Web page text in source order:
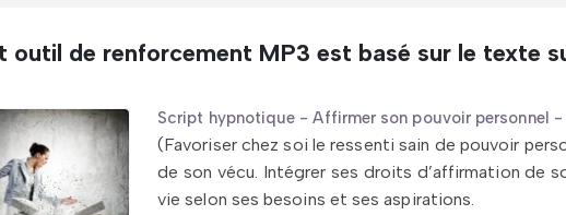
outil de renforcement MP3 est basé sur le texte
Script hypnotique - Affirmer son pouvoir personnel -
(Favoriser chez soi le ressenti sain de pouvoir
de son vécu. Intégrer ses droits d’affirmation de
vie selon ses besoins et ses aspirations.